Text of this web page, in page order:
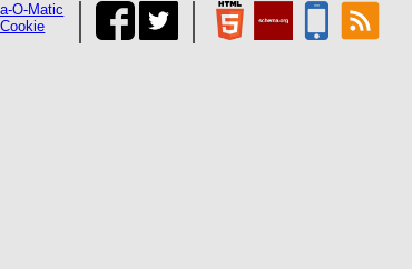
O-Matic